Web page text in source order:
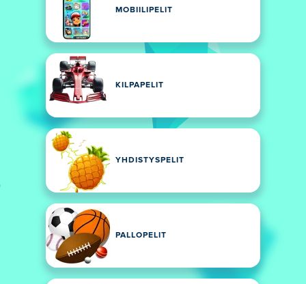
MOBIILIPELIT
KILPAPELIT
YHDISTYSPELIT
PALLOPELIT